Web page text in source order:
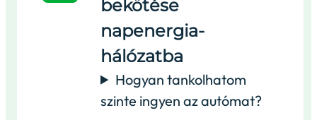
bekötése
napenergia-
hálózatba
Hogyan tankolhatom
szinte ingyen az autómat?